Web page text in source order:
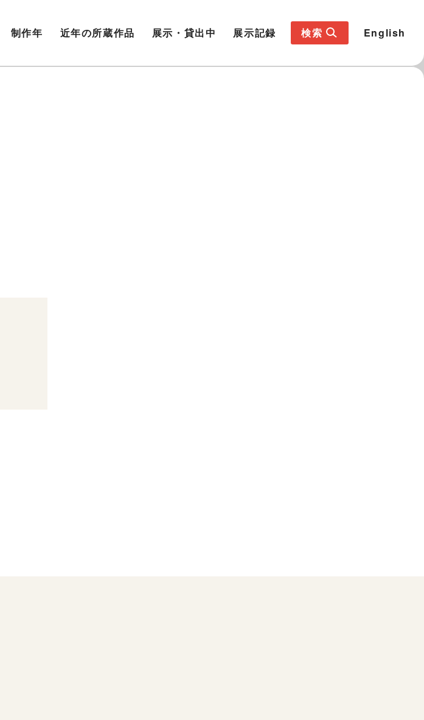
制作年 近年の所蔵作品 展示・貸出中 展示記録 検索 English